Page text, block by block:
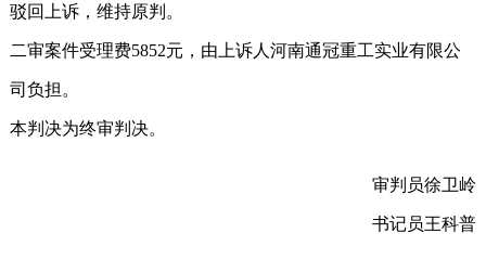
驳回上诉，维持原判。
二审案件受理费5852元，由上诉人河南通冠重工实业有限公
司负担。
本判决为终审判决。
审判员徐卫岭
书记员王科普